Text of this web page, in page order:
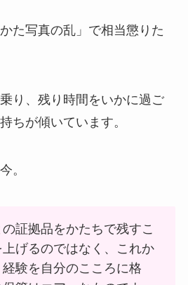
た写真の乱」で相当懲りた
り、残り時間をいかに過ご
ちが傾いています。
。
証拠品をかたちで残すこ
上げるのではなく、これか
経験を自分のこころに格